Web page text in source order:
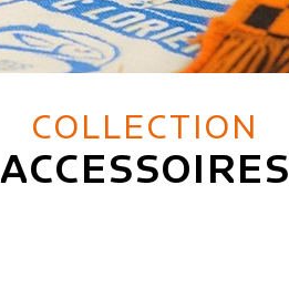
COLLECTION
ACCESSOIRES